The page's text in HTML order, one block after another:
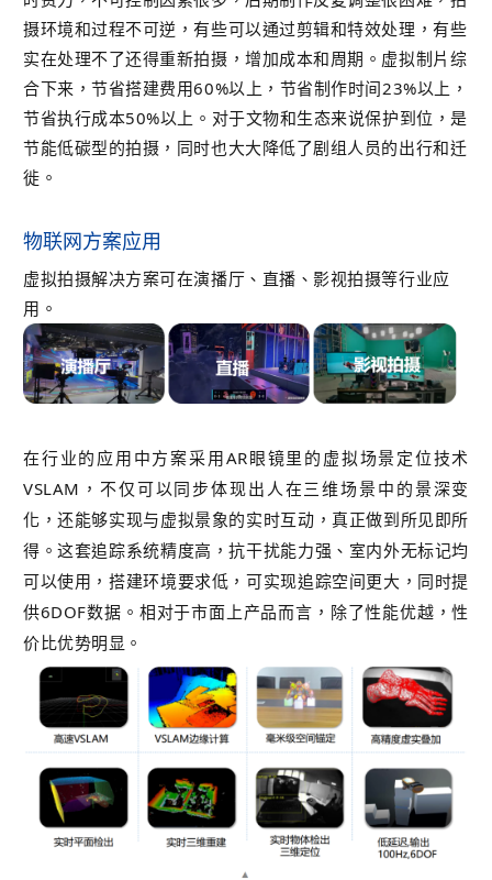
摄环境和过程不可逆，有些可以通过剪辑和特效处理，有些
实在处理不了还得重新拍摄，增加成本和周期。 虚拟制片综
合下来，节省搭建费用60%以上，节省制作时间23%以上，
节省执行成本50%以上。对于文物和生态来说保护到位，是
节能低碳型的拍摄，同时也大大降低了剧组人员的出行和迁
徙。
物联网方案应用
虚拟拍摄解决方案可在演播厅、直播、影视拍摄等行业应
用。
在行业的应用中方案采用AR眼镜里的虚拟场景定位技术
VSLAM，不仅可以同步体现出人在三维场景中的景深变
化，还能够实现与虚拟景象的实时互动，真正做到所见即所
得。这套追踪系统精度高，抗干扰能力强、室内外无标记均
可以使用，搭建环境要求低，可实现追踪空间更大，同时提
供6DOF数据。相对于市面上产品而言，除了性能优越，性
价比优势明显。